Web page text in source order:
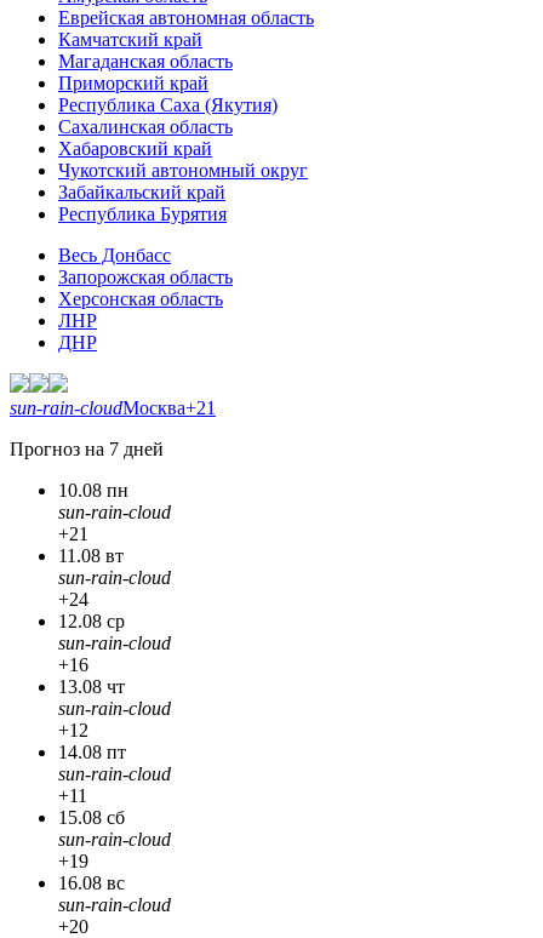
Еврейская автономная область
Камчатский край
Магаданская область
Приморский край
Республика Саха (Якутия)
Сахалинская область
Хабаровский край
Чукотский автономный округ
Забайкальский край
Республика Бурятия
Весь Донбасс
Запорожская область
Херсонская область
ЛНР
ДНР
sun-rain-cloudМосква+21
Прогноз на 7 дней
10.08 пн
sun-rain-cloud
+21
11.08 вт
sun-rain-cloud
+24
12.08 ср
sun-rain-cloud
+16
13.08 чт
sun-rain-cloud
+12
14.08 пт
sun-rain-cloud
+11
15.08 сб
sun-rain-cloud
+19
16.08 вс
sun-rain-cloud
+20